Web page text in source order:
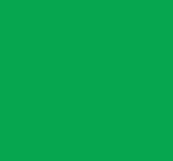
18W erstatter 90W